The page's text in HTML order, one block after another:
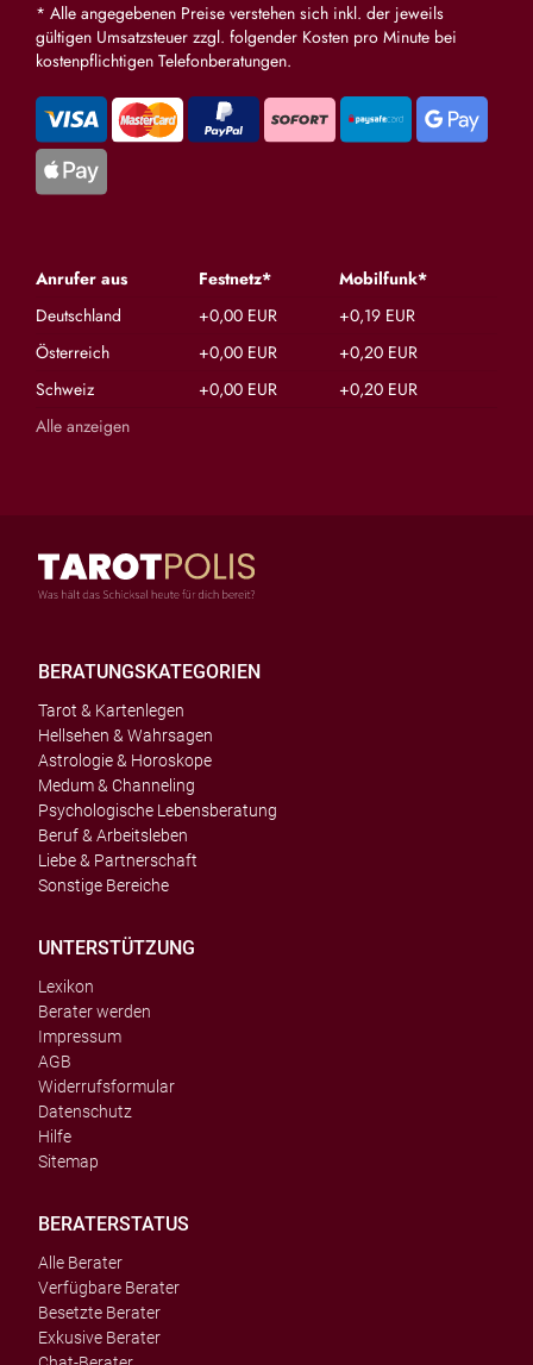
* Alle angegebenen Preise verstehen sich inkl. der jeweils
gültigen Umsatzsteuer zzgl. folgender Kosten pro Minute bei
kostenpflichtigen Telefonberatungen.
Anrufer aus Festnetz*
Mobilfunk*
Deutschland
+0,00 EUR
+0,19 EUR
Österreich
+0,00 EUR
+0,20 EUR
Schweiz
+0,00 EUR
+0,20 EUR
Alle anzeigen
BERATUNGSKATEGORIEN
Tarot & Kartenlegen
Hellsehen & Wahrsagen
Astrologie & Horoskope
Medum & Channeling
Psychologische Lebensberatung
Beruf & Arbeitsleben
Liebe & Partnerschaft
Sonstige Bereiche
UNTERSTÜTZUNG
Lexikon
Berater werden
Impressum
AGB
Widerrufsformular
Datenschutz
Hilfe
Sitemap
BERATERSTATUS
Alle Berater
Verfügbare Berater
Besetzte Berater
Exkusive Berater